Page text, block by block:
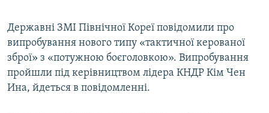
УКР
КТАТ
ДОЛУЧАЙСЯ!
Державні ЗМІ Північної Кореї повідомили про
випробування нового типу «тактичної керованої
зброї» з «потужною боєголовкою». Випробування
пройшли під керівництвом лідера КНДР Кім Чен
Ина, йдеться в повідомленні.